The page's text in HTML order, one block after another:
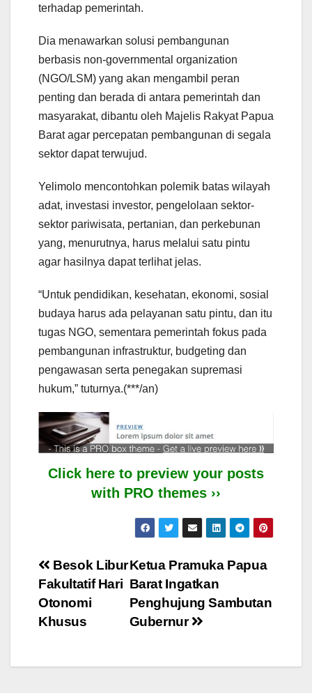
terhadap pemerintah.
Dia menawarkan solusi pembangunan
berbasis non-governmental organization
(NGO/LSM) yang akan mengambil peran
penting dan berada di antara pemerintah dan
masyarakat, dibantu oleh Majelis Rakyat Papua
Barat agar percepatan pembangunan di segala
sektor dapat terwujud.
Yelimolo mencontohkan polemik batas wilayah
adat, investasi investor, pengelolaan sektor-
sektor pariwisata, pertanian, dan perkebunan
yang, menurutnya, harus melalui satu pintu
agar hasilnya dapat terlihat jelas.
“Untuk pendidikan, kesehatan, ekonomi, sosial
budaya harus ada pelayanan satu pintu, dan itu
tugas NGO, sementara pemerintah fokus pada
pembangunan infrastruktur, budgeting dan
pengawasan serta penegakan supremasi
hukum,” tuturnya.(***/an)
Click here to preview your posts
with PRO themes ››
Post
navigation
Ketua Pramuka Papua
Barat Ingatkan
Penghujung Sambutan
Gubernur
Besok Libur
Fakultatif Hari
Otonomi
Khusus